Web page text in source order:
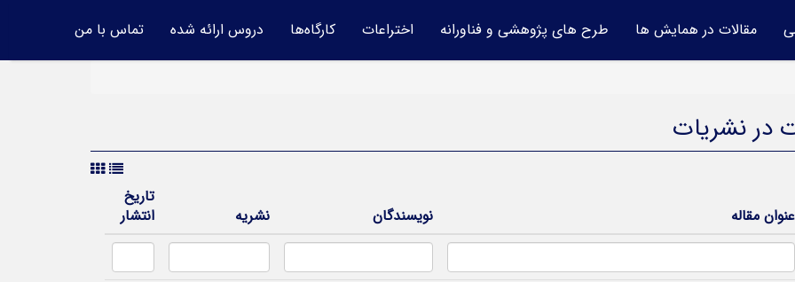
مقالات در همایش ها طرح های پژوهشی و فناورانه اختراعات کارگاه‌ها دروس ارائه شده تماس با من
در نشریات
عنوان مقاله نویسندگان نشریه
تاریخ
انتشار